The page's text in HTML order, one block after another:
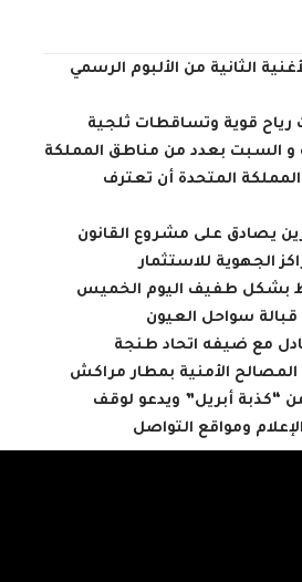
الثانية من الألبوم الرسمي
رياح قوية وتساقطات ثلجية
و السبت بعدد من مناطق المملكة
المتحدة أن تعترف
يصادق على مشروع القانون
الجهوية للاستثمار
بشكل طفيف اليوم الخميس
سواحل العيون
مع ضيفه اتحاد طنجة
الأمنية بمطار مراكش
“كذبة أبريل” ويدعو لوقف
ومواقع التواصل